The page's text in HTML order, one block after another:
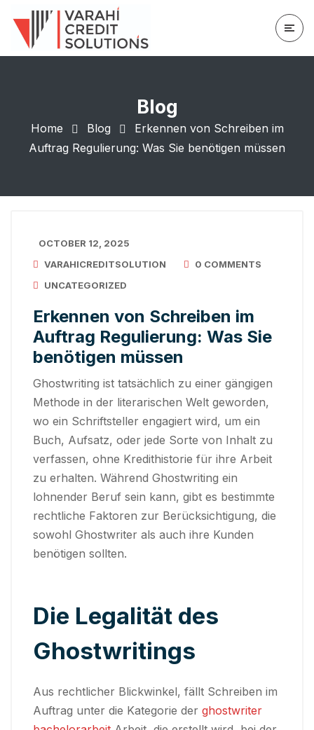
Blog
Home Blog
Erkennen von Schreiben im
Auftrag Regulierung: Was Sie benötigen müssen
OCTOBER 12, 2025
VARAHICREDITSOLUTION
0 COMMENTS
UNCATEGORIZED
Erkennen von Schreiben im
Auftrag Regulierung: Was Sie
benötigen müssen
Ghostwriting ist tatsächlich zu einer gängigen
Methode in der literarischen Welt geworden,
wo ein Schriftsteller engagiert wird, um ein
Buch, Aufsatz, oder jede Sorte von Inhalt zu
verfassen, ohne Kredithistorie für ihre Arbeit
zu erhalten. Während Ghostwriting ein
lohnender Beruf sein kann, gibt es bestimmte
rechtliche Faktoren zur Berücksichtigung, die
sowohl Ghostwriter als auch ihre Kunden
benötigen sollten.
Die Legalität des
Ghostwritings
Aus rechtlicher Blickwinkel, fällt Schreiben im
Auftrag unter die Kategorie der ghostwriter